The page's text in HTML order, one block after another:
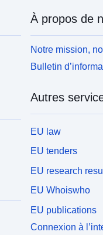
À propos de
Notre mission,
Bulletin
Autres
EU law
EU tenders
EU research
EU Whoiswho
EU publications
Connexion à